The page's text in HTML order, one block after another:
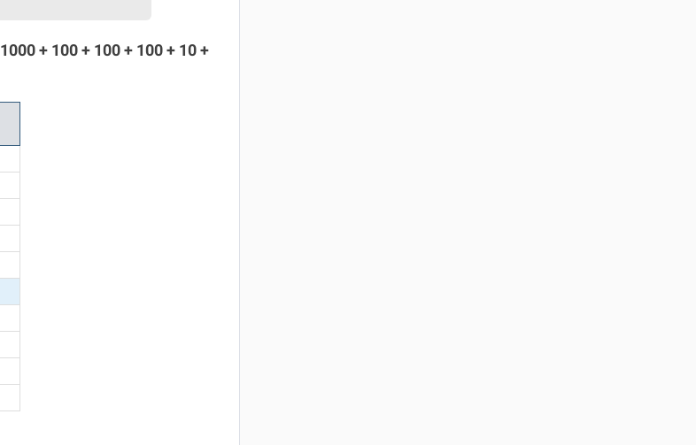
1000 + 100 + 100 + 100 + 10 +